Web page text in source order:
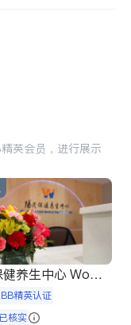
英会员，进行展示
养生中心 World
精英认证
核实